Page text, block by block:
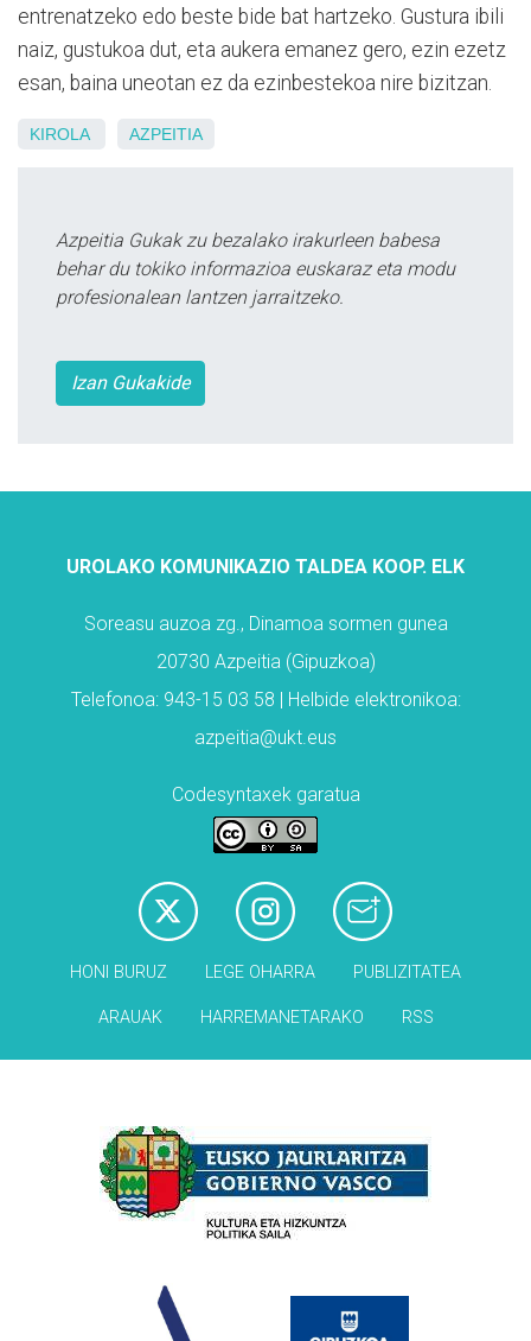
entrenatzeko edo beste bide bat hartzeko. Gustura ibili
naiz, gustukoa dut, eta aukera emanez gero, ezin ezetz
esan, baina uneotan ez da ezinbestekoa nire bizitzan.
KIROLA AZPEITIA
Azpeitia Gukak zu bezalako irakurleen babesa
behar du tokiko informazioa euskaraz eta modu
profesionalean lantzen jarraitzeko.
Izan Gukakide
UROLAKO KOMUNIKAZIO TALDEA KOOP. ELK
Soreasu auzoa zg., Dinamoa sormen gunea
20730 Azpeitia (Gipuzkoa)
Telefonoa: 943-15 03 58 | Helbide elektronikoa:
azpeitia@ukt.eus
Codesyntaxek garatua
HONI BURUZ LEGE OHARRA PUBLIZITATEA
ARAUAK HARREMANETARAKO RSS